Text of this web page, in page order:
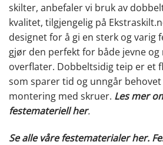
skilter, anbefaler vi bruk av
kvalitet, tilgjengelig på
designet for å gi en sterk og varig
gjør den perfekt for både jevne og
overflater. Dobbeltsidig teip er et
som sparer tid og unngår
montering med skruer. Les mer
festemateriell her.
Se alle våre festematerialer her.